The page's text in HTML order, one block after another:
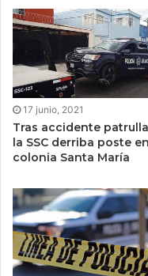
17 junio, 2021
Tras accidente
la SSC derriba poste
colonia Santa María